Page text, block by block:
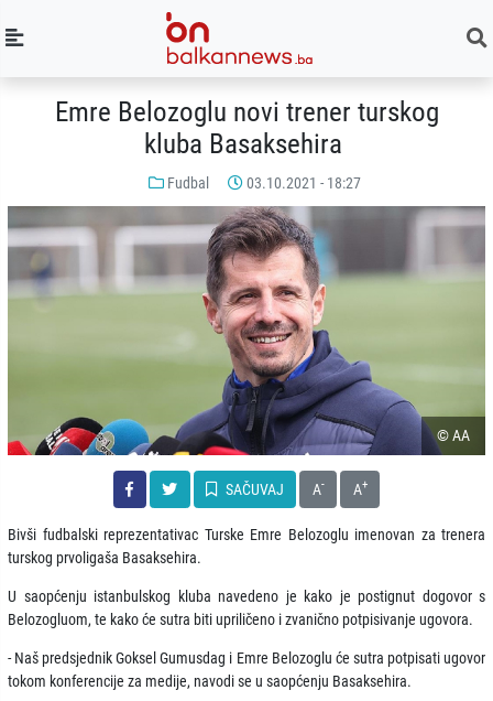
Emre Belozoglu novi trener turskog
kluba Basaksehira
Fudbal 03.10.2021 - 18:27
© AA
SAČUVAJ A- A+
Bivši fudbalski reprezentativac Turske Emre Belozoglu imenovan za trenera
turskog prvoligaša Basaksehira.
U saopćenju istanbulskog kluba navedeno je kako je postignut dogovor s
Belozogluom, te kako će sutra biti upriličeno i zvanično potpisivanje ugovora.
- Naš predsjednik Goksel Gumusdag i Emre Belozoglu će sutra potpisati ugovor
tokom konferencije za medije, navodi se u saopćenju Basaksehira.